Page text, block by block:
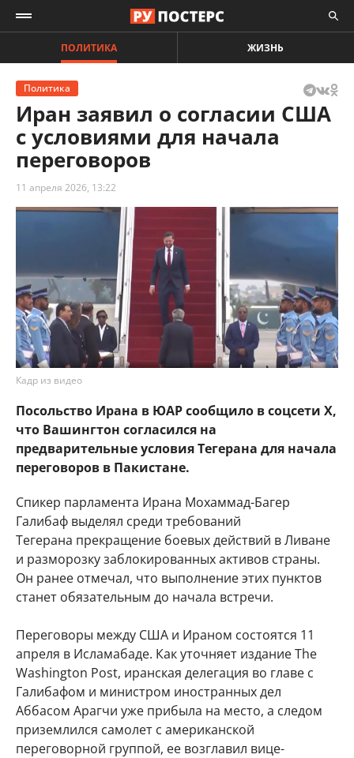
ПОЛИТИКА ЖИЗНЬ
Политика
Иран заявил о согласии США
с условиями для начала
переговоров
11 апреля 2026, 13:22
Кадр из видео
Посольство Ирана в ЮАР сообщило в соцсети X,
что Вашингтон согласился на
предварительные условия Тегерана для начала
переговоров в Пакистане.
Спикер парламента Ирана Мохаммад-Багер
Галибаф выделял среди требований
Тегерана прекращение боевых действий в Ливане
и разморозку заблокированных активов страны.
Он ранее отмечал, что выполнение этих пунктов
станет обязательным до начала встречи.
Переговоры между США и Ираном состоятся 11
апреля в Исламабаде. Как уточняет издание The
Washington Post, иранская делегация во главе с
Галибафом и министром иностранных дел
Аббасом Арагчи уже прибыла на место, а следом
приземлился самолет с американской
переговорной группой, ее возглавил вице-